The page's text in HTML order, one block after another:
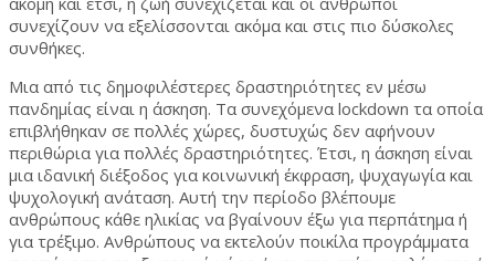
συνεχίζουν να εξελίσσονται ακόμα και στις πιο δύσκολες
συνθήκες.
Μια από τις δημοφιλέστερες δραστηριότητες εν μέσω
πανδημίας είναι η άσκηση. Τα συνεχόμενα lockdown τα οποία
επιβλήθηκαν σε πολλές χώρες, δυστυχώς δεν αφήνουν
περιθώρια για πολλές δραστηριότητες. Έτσι, η άσκηση είναι
μια ιδανική διέξοδος για κοινωνική έκφραση, ψυχαγωγία και
ψυχολογική ανάταση. Αυτή την περίοδο βλέπουμε
ανθρώπους κάθε ηλικίας να βγαίνουν έξω για περπάτημα ή
για τρέξιμο. Ανθρώπους να εκτελούν ποικίλα προγράμματα